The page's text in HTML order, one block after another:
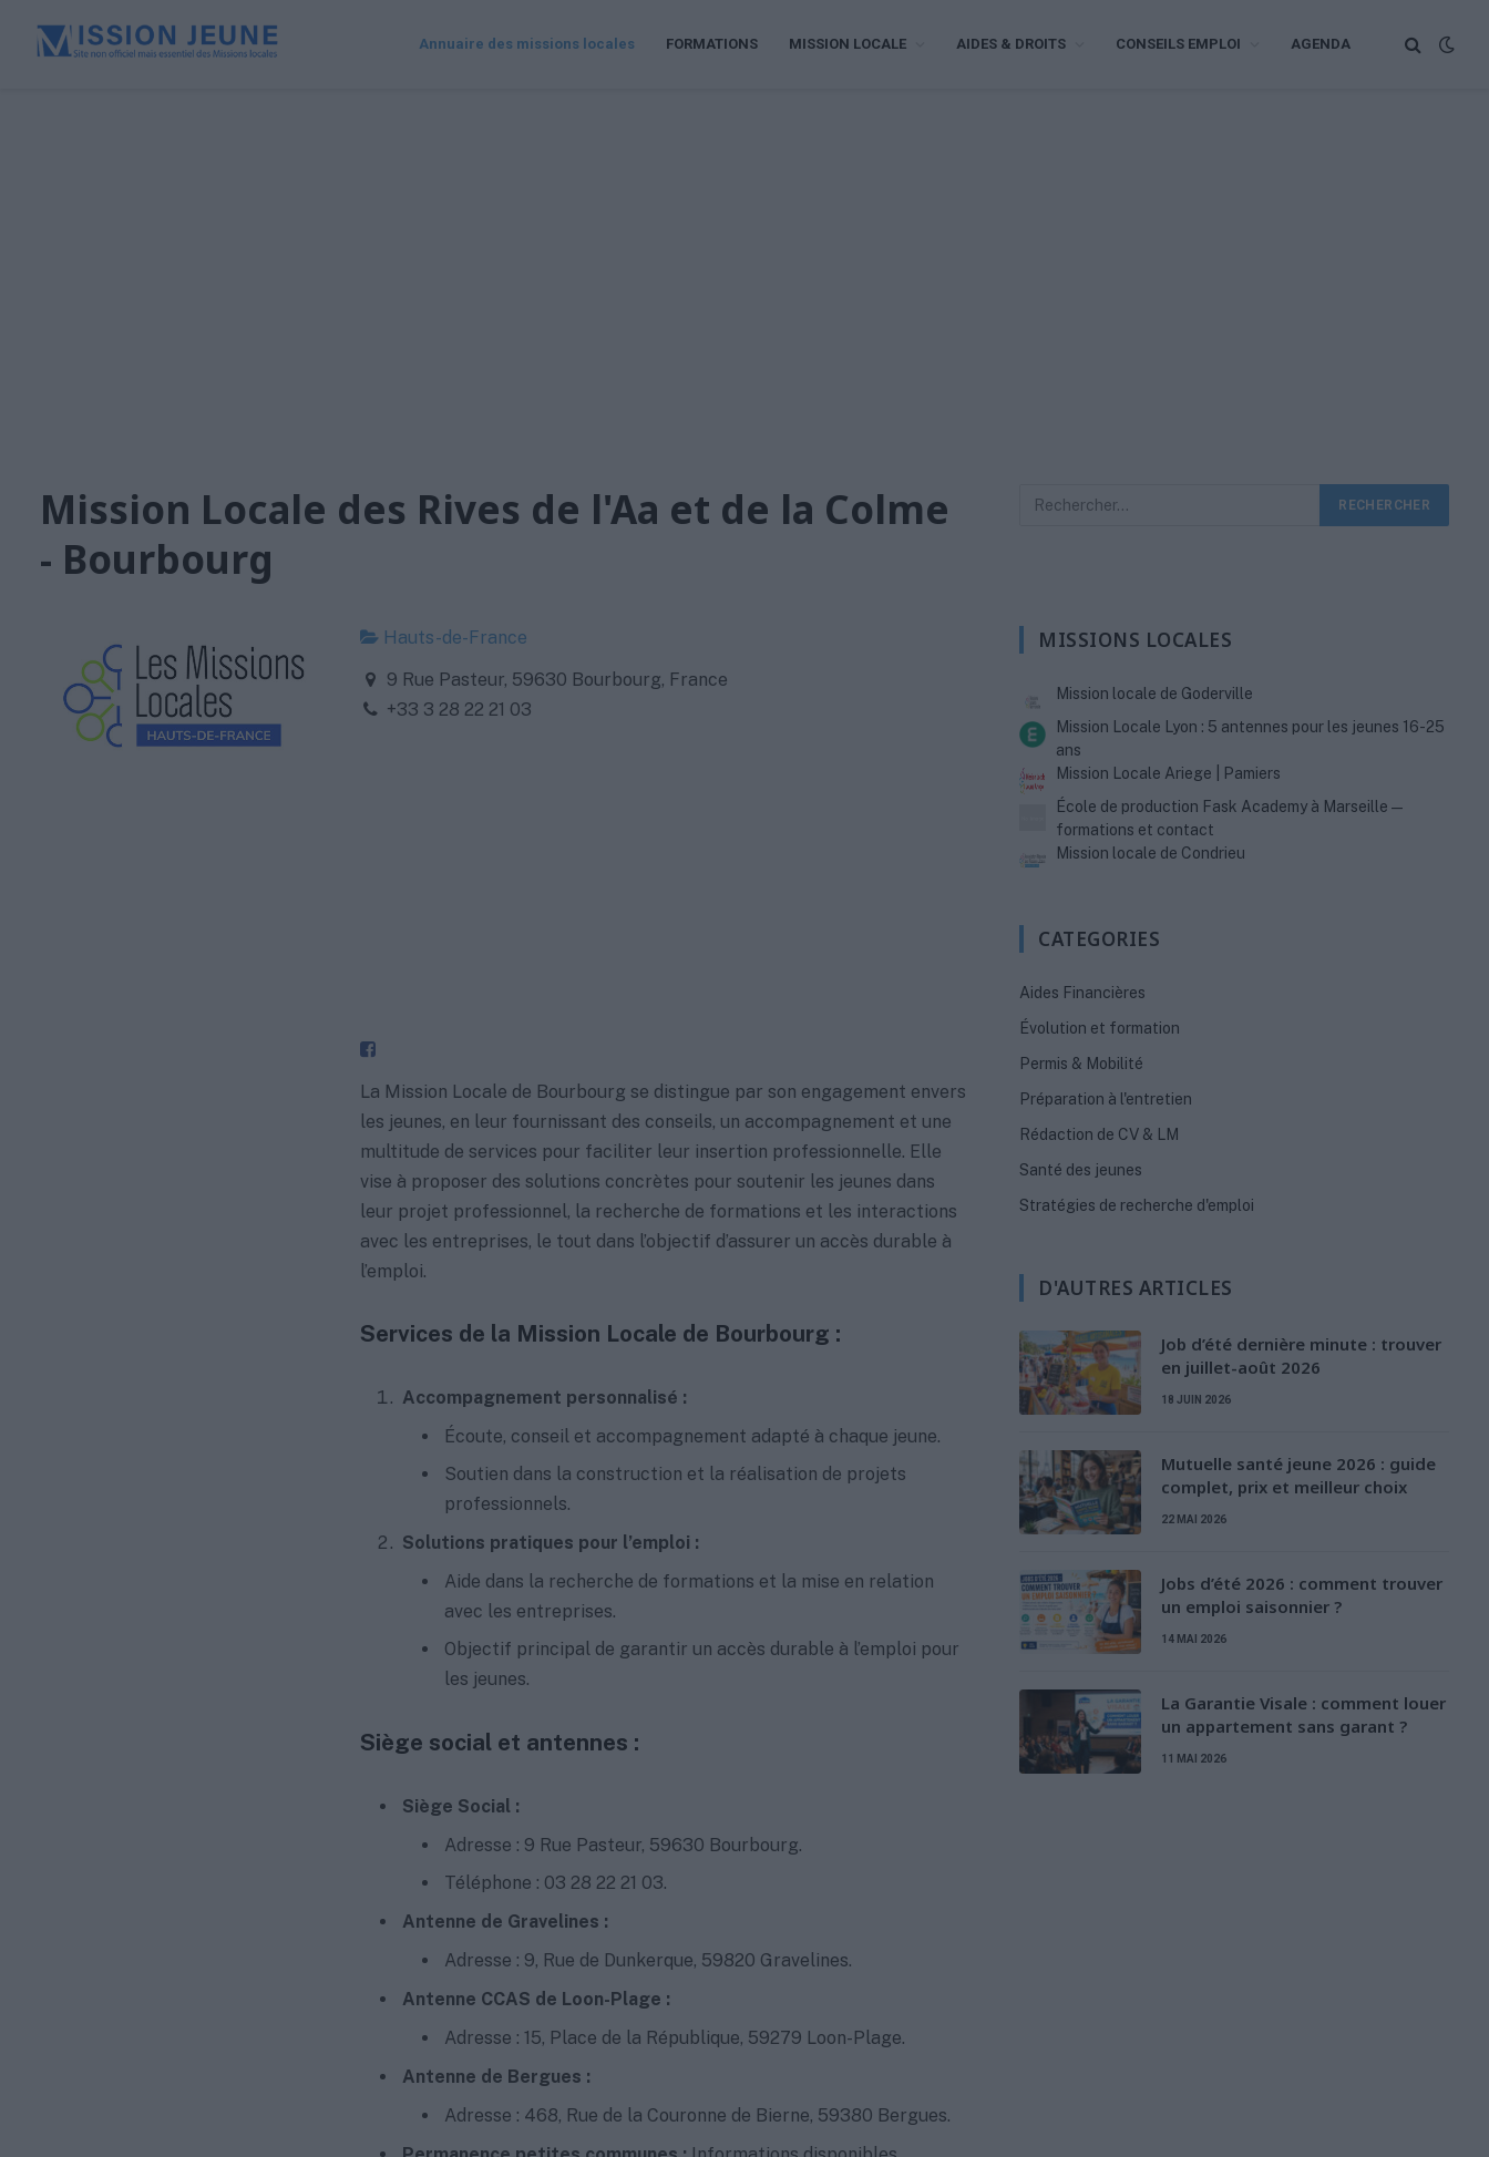
Annuaire des missions locales FORMATIONS MISSION LOCALE AIDES & DROITS CONSEILS EMPLOI AGENDA
Mission Locale des Rives de l'Aa et de la Colme
- Bourbourg
Hauts-de-France
9 Rue Pasteur, 59630 Bourbourg, France
+33 3 28 22 21 03
La Mission Locale de Bourbourg se distingue par son engagement envers
les jeunes, en leur fournissant des conseils, un accompagnement et une
multitude de services pour faciliter leur insertion professionnelle. Elle
vise à proposer des solutions concrètes pour soutenir les jeunes dans
leur projet professionnel, la recherche de formations et les interactions
avec les entreprises, le tout dans l’objectif d’assurer un accès durable à
l’emploi.
Services de la Mission Locale de Bourbourg :
Accompagnement personnalisé :
Écoute, conseil et accompagnement adapté à chaque jeune.
Soutien dans la construction et la réalisation de projets
professionnels.
Solutions pratiques pour l’emploi :
Aide dans la recherche de formations et la mise en relation
avec les entreprises.
Objectif principal de garantir un accès durable à l’emploi pour
les jeunes.
Siège social et antennes :
Siège Social :
Adresse : 9 Rue Pasteur, 59630 Bourbourg.
Téléphone : 03 28 22 21 03.
Antenne de Gravelines :
Adresse : 9, Rue de Dunkerque, 59820 Gravelines.
Antenne CCAS de Loon-Plage :
Adresse : 15, Place de la République, 59279 Loon-Plage.
Antenne de Bergues :
Adresse : 468, Rue de la Couronne de Bierne, 59380 Bergues.
MISSIONS LOCALES
Mission locale de Goderville
Mission Locale Lyon : 5 antennes pour les jeunes 16-25
ans
Mission Locale Ariege | Pamiers
École de production Fask Academy à Marseille —
formations et contact
Mission locale de Condrieu
CATEGORIES
Aides Financières
Évolution et formation
Permis & Mobilité
Préparation à l'entretien
Rédaction de CV & LM
Santé des jeunes
Stratégies de recherche d'emploi
D'AUTRES ARTICLES
Job d’été dernière minute : trouver
en juillet-août 2026
18 JUIN 2026
Mutuelle santé jeune 2026 : guide
complet, prix et meilleur choix
22 MAI 2026
Jobs d’été 2026 : comment trouver
un emploi saisonnier ?
14 MAI 2026
La Garantie Visale : comment louer
un appartement sans garant ?
11 MAI 2026